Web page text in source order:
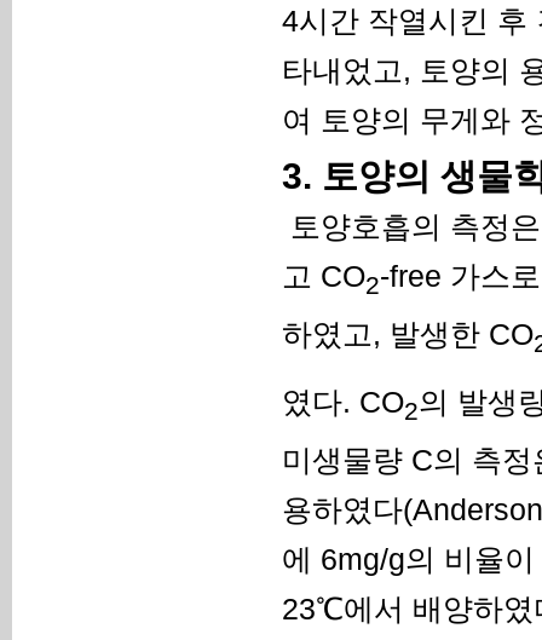
4시간 작열시킨 후
타내었고, 토양의
여 토양의 무게와
3. 토양의 생물
토양호흡의 측정
고 CO2-free 가스
하였고, 발생한 CO
였다. CO2의 발생
미생물량 C의 측
용하였다
에 6mg/g의 비율
23℃에서 배양하였